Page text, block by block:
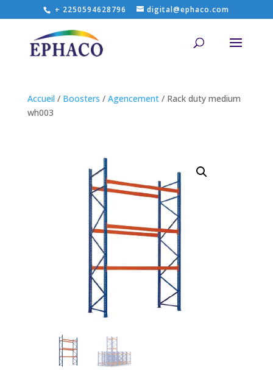
+ 2250594628796 digital@ephaco.com
Accueil / Boosters / Agencement/ Rack duty medium
wh003